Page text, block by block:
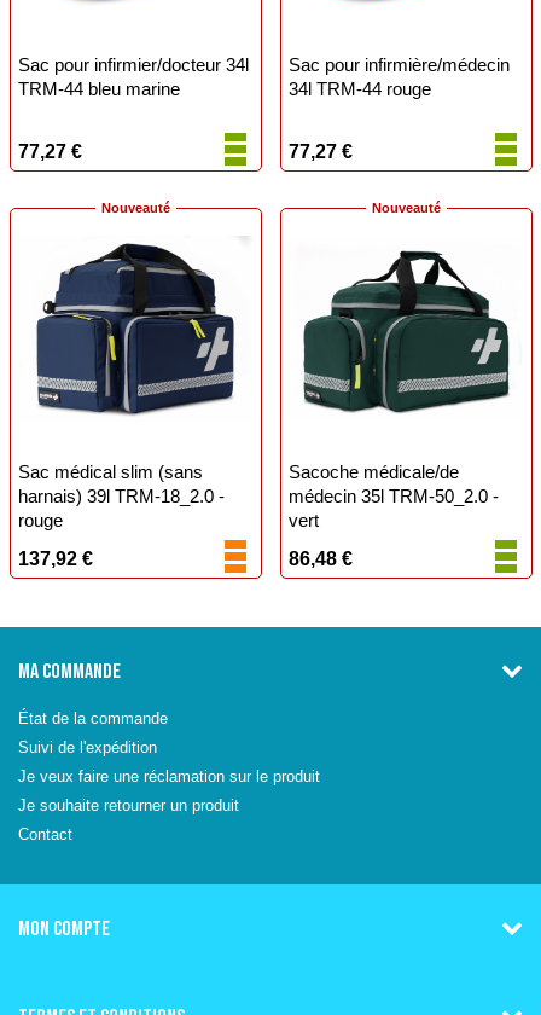
Sac pour infirmier/docteur 34l
TRM-44 bleu marine
77,27 €
Sac pour infirmière/médecin
34l TRM-44 rouge
77,27 €
Nouveauté
Sac médical slim (sans
harnais) 39l TRM-18_2.0 -
rouge
137,92 €
Nouveauté
Sacoche médicale/de
médecin 35l TRM-50_2.0 -
vert
86,48 €
MA COMMANDE
État de la commande
Suivi de l'expédition
Je veux faire une réclamation sur le produit
Je souhaite retourner un produit
Contact
MON COMPTE